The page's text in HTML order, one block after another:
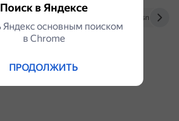
Поиск в Яндексе
Яндекс основным поиском
в Сhrome
ПРОДОЛЖИТЬ